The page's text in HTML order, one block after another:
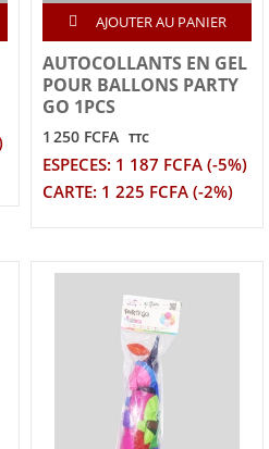
AJOUTER AU PANIER
AUTOCOLLANTS EN GEL
POUR BALLONS PARTY
GO 1PCS
1 250 FCFA TTC
ESPECES: 1 187 FCFA (-5%)
CARTE: 1 225 FCFA (-2%)